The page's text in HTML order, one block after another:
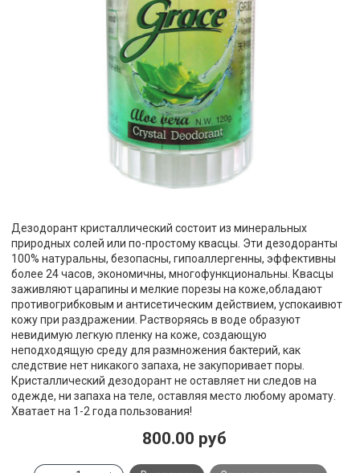
Дезодорант кристаллический состоит из минеральных
природных солей или по-простому квасцы. Эти дезодоранты
100% натуральны, безопасны, гипоаллергенны, эффективны
более 24 часов, экономичны, многофункциональны. Квасцы
заживляют царапины и мелкие порезы на коже,обладают
противогрибковым и антисетическим действием, успокаивют
кожу при раздражении. Растворяясь в воде образуют
невидимую легкую пленку на коже, создающую
неподходящую среду для размножения бактерий, как
следствие нет никакого запаха, не закупоривает поры.
Кристаллический дезодорант не оставляет ни следов на
одежде, ни запаха на теле, оставляя место любому аромату.
Хватает на 1-2 года пользования!
800.00 руб